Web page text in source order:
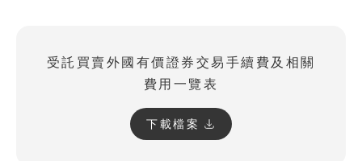
受託買賣外國有價證券交易手續費及相關
費用一覽表
下載檔案